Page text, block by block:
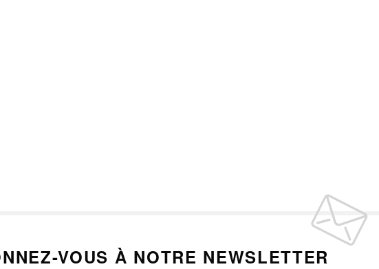
VOUS À NOTRE NEWSLETTER